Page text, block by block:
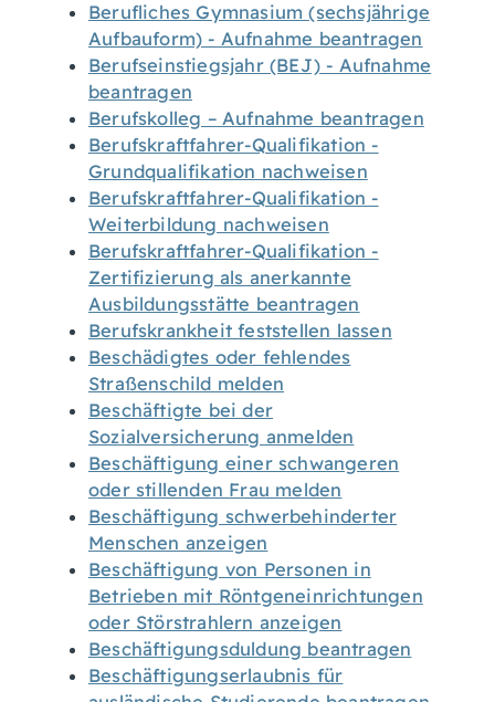
Berufliches Gymnasium (sechsjährige
Aufbauform) - Aufnahme beantragen
Berufseinstiegsjahr (BEJ) - Aufnahme
beantragen
Berufskolleg – Aufnahme beantragen
Berufskraftfahrer-Qualifikation -
Grundqualifikation nachweisen
Berufskraftfahrer-Qualifikation -
Weiterbildung nachweisen
Berufskraftfahrer-Qualifikation -
Zertifizierung als anerkannte
Ausbildungsstätte beantragen
Berufskrankheit feststellen lassen
Beschädigtes oder fehlendes
Straßenschild melden
Beschäftigte bei der
Sozialversicherung anmelden
Beschäftigung einer schwangeren
oder stillenden Frau melden
Beschäftigung schwerbehinderter
Menschen anzeigen
Beschäftigung von Personen in
Betrieben mit Röntgeneinrichtungen
oder Störstrahlern anzeigen
Beschäftigungsduldung beantragen
Beschäftigungserlaubnis für